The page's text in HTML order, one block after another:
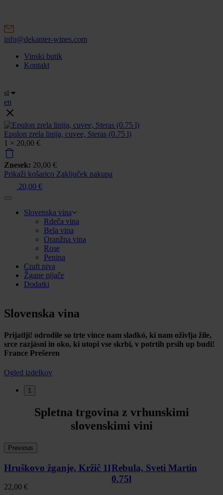
content
info@dekanter-wines.com
Vinski butik
Kontakt
sl
en
Epulon zrela linija, cuvee, Steras (0.75 l)
1 × 20,00 €
Znesek: 20,00 €
Prikaži košarico Zaključek nakupa
20,00 €
Slovenska vina
Rdeča vina
Bela vina
Oranžna vina
Rose
Penina
Craft piva
Žgane pijače
Dodatki
Slovenska vina
Prijatlji! odrodile so trte vince nam sladkó, ki nam oživlja žile,
srce razjásni in oko, ki utopi vse skrbi, v potrtih prsih up budi!
France Prešeren
Ogled izdelkov
1
Spletna trgovina z vrhunskimi
slovenskimi vini
Previous
Hruškovo žganje, Kržič 1l
22,00 €
Rebula, Sveti Martin
0.75l